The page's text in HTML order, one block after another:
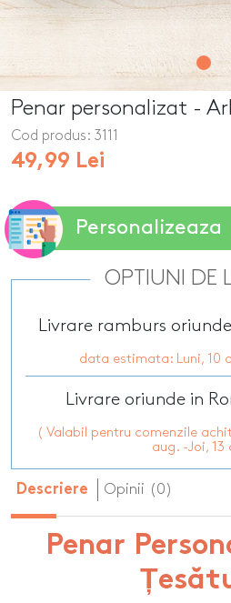
Penar personalizat -
Cod produs: 3111
49,99 Lei
Personalizeaza
OPTIUNI DE
Livrare ramburs
data estimata: Luni, 10
Livrare oriunde in
( Valabil pentru comenzile
aug. -Joi, 13
Descriere Opinii (0)
Penar